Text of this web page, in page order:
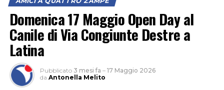
Domenica 17 Maggio Open Day al
Canile di Via Congiunte Destre a
Latina
Pubblicato 3 mesi fa – 17 Maggio 2026
da Antonella Melito